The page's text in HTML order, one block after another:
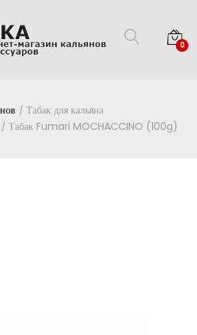
0
Табак для кальяна
Табак Fumari MOCHACCINO (100g)